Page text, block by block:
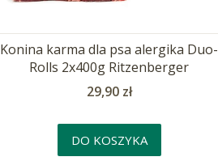
Konina karma dla psa alergika Duo-
Rolls 2x400g Ritzenberger
Cena
29,90 zł
DO KOSZYKA